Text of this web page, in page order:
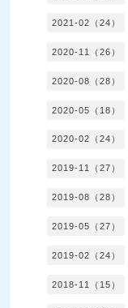
2021-02（24）
2020-11（26）
2020-08（28）
2020-05（18）
2020-02（24）
2019-11（27）
2019-08（28）
2019-05（27）
2019-02（24）
2018-11（15）